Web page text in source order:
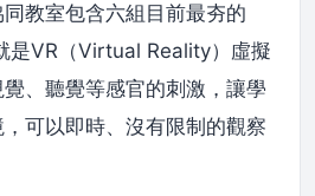
教室包含六組目前最夯的
是VR（Virtual Reality）虛擬
、聽覺等感官的刺激，讓學
可以即時、沒有限制的觀察